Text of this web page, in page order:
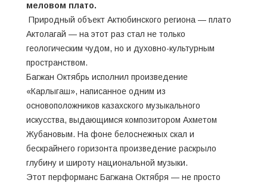
меловом плато.
Природный объект Актюбинского региона — плато
Актолагай — на этот раз стал не только
геологическим чудом, но и духовно-культурным
пространством.
Багжан Октябрь исполнил произведение
«Карлыгаш», написанное одним из
основоположников казахского музыкального
искусства, выдающимся композитором Ахметом
Жубановым. На фоне белоснежных скал и
бескрайнего горизонта произведение раскрыло
глубину и широту национальной музыки.
Этот перформанс Багжана Октября — не просто